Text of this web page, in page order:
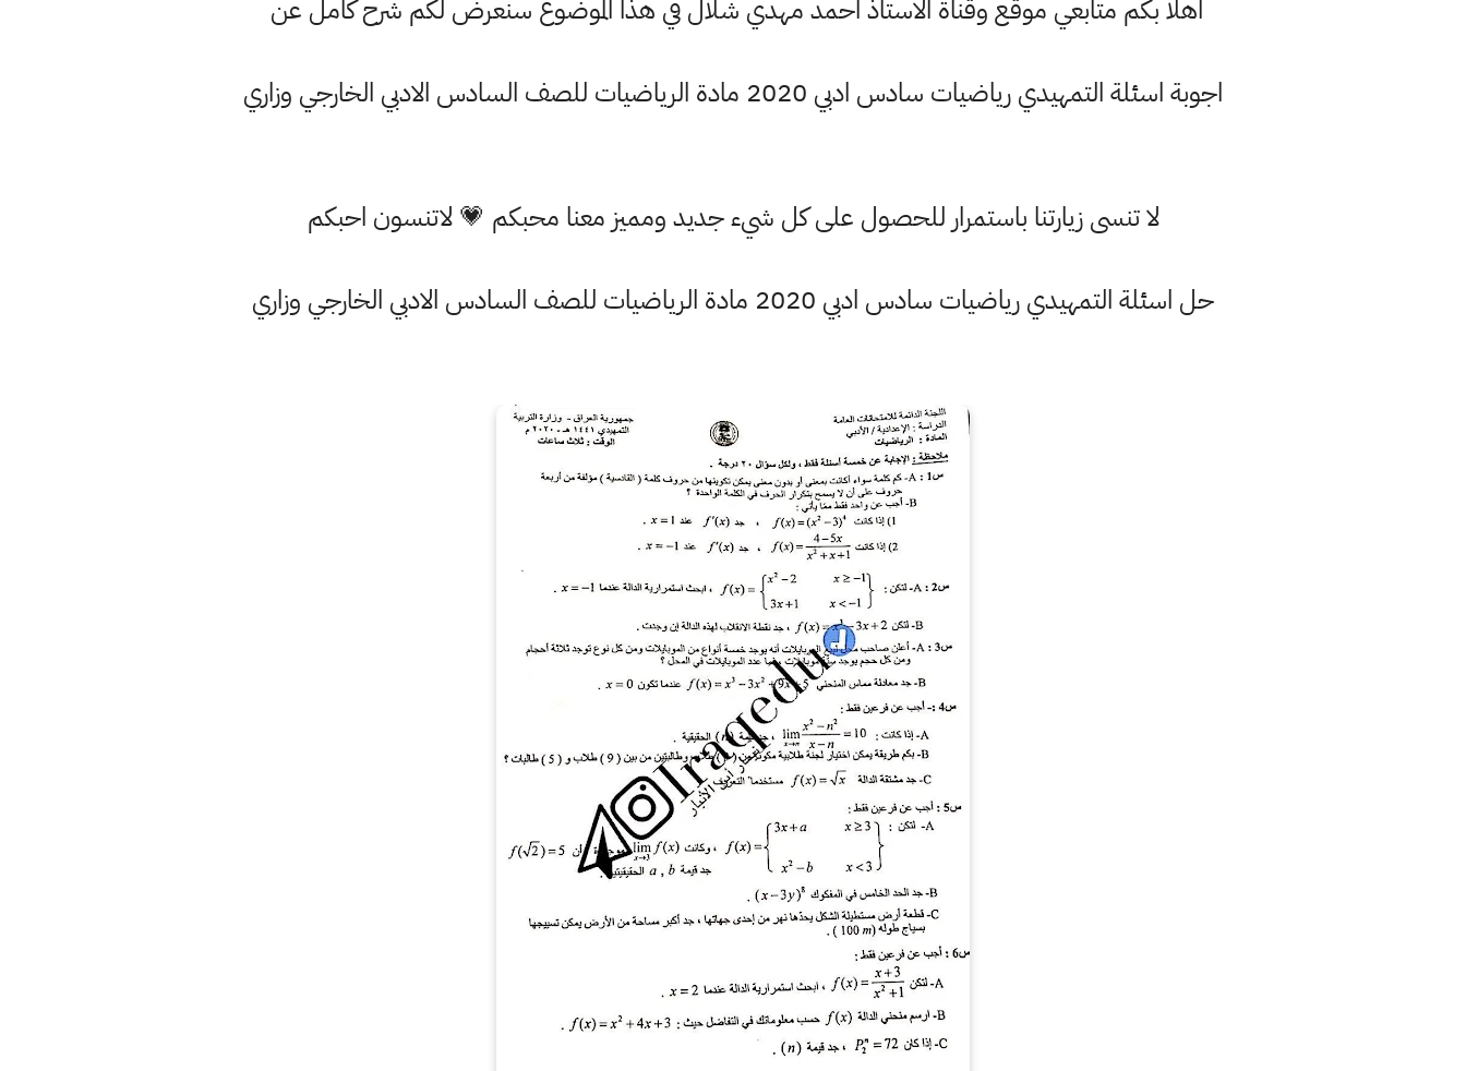
اهلا بكم متابعي موقع وقناة الاستاذ احمد مهدي شلال في هذا الموضوع سنعرض لكم شرح كامل عن
اجوبة اسئلة التمهيدي رياضيات سادس ادبي 2020 مادة الرياضيات للصف السادس الادبي الخارجي وزاري
لا تنسى زيارتنا باستمرار للحصول على كل شيء جديد ومميز معنا محبكم 💗 لاتنسون احبكم
حل اسئلة التمهيدي رياضيات سادس ادبي 2020 مادة الرياضيات للصف السادس الادبي الخارجي وزاري